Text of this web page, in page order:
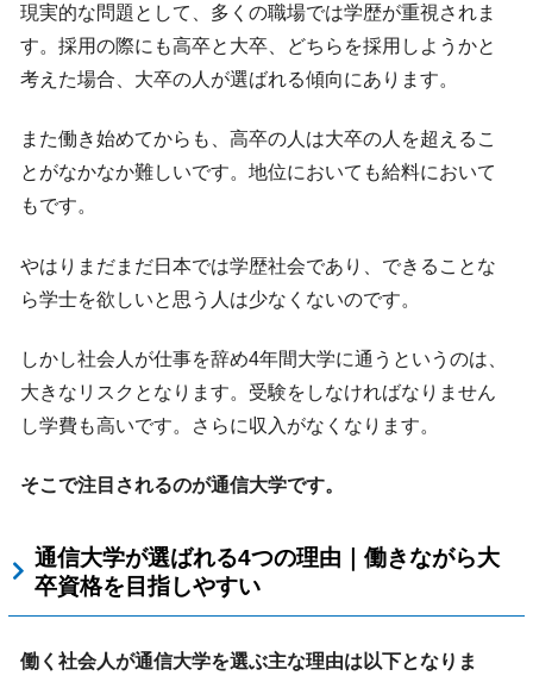
現実的な問題として、多くの職場では学歴が重視されま
す。採用の際にも高卒と大卒、どちらを採用しようかと
考えた場合、大卒の人が選ばれる傾向にあります。
また働き始めてからも、高卒の人は大卒の人を超えるこ
とがなかなか難しいです。地位においても給料において
もです。
やはりまだまだ日本では学歴社会であり、できることな
ら学士を欲しいと思う人は少なくないのです。
しかし社会人が仕事を辞め4年間大学に通うというのは、
大きなリスクとなります。受験をしなければなりません
し学費も高いです。さらに収入がなくなります。
そこで注目されるのが通信大学です。
通信大学が選ばれる4つの理由｜働きながら大
卒資格を目指しやすい
働く社会人が通信大学を選ぶ主な理由は以下となりま